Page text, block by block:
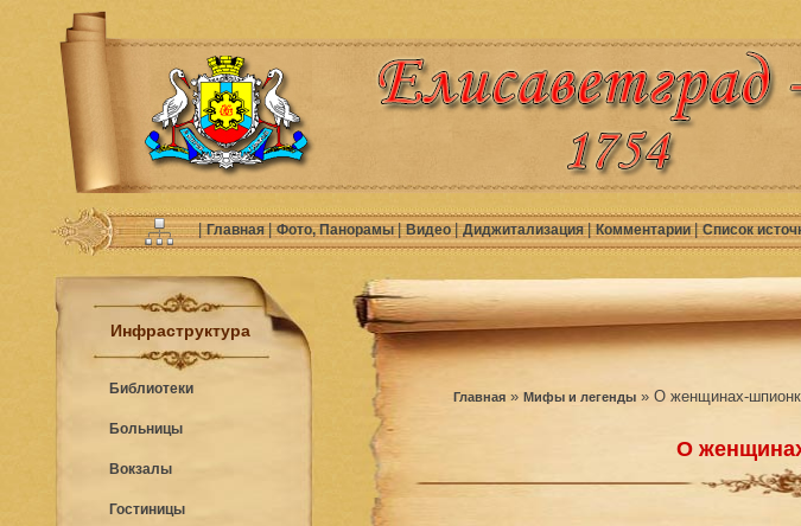
|Главная|Фото, Панорамы|Видео|Диджитализация|Комментарии|Список
Инфраструктура
Библиотеки
Больницы
Вокзалы
Гостиницы
Главная » Мифы и легенды » О женщинах-
О